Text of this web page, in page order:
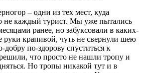
– одни из тех мест, куда
не каждый турист. Мы уже пытались
ранее, но забуксовали в каких-
руки крапивой, чуть не свернули шею
по-здорову спуститься к
что просто не нашли тропу и
Но тропы никакой тут и в